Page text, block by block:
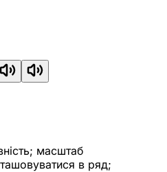
масштаб
в ряд;